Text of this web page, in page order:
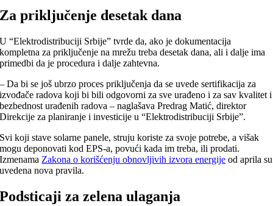
Za priključenje desetak dana
U “Elektrodistribuciji Srbije” tvrde da, ako je dokumentacija
kompletna za priključenje na mrežu treba desetak dana, ali i dalje ima
primedbi da je procedura i dalje zahtevna.
– Da bi se još ubrzo proces priključenja da se uvede sertifikacija za
izvođače radova koji bi bili odgovorni za sve urađeno i za sav kvalitet i
bezbednost urađenih radova – naglašava Predrag Matić, direktor
Direkcije za planiranje i investicije u “Elektrodistribuciji Srbije”.
Svi koji stave solarne panele, struju koriste za svoje potrebe, a višak
mogu deponovati kod EPS-a, povući kada im treba, ili prodati.
Izmenama Zakona o korišćenju obnovljivih izvora energije od aprila su
uvedena nova pravila.
Podsticaji za zelena ulaganja